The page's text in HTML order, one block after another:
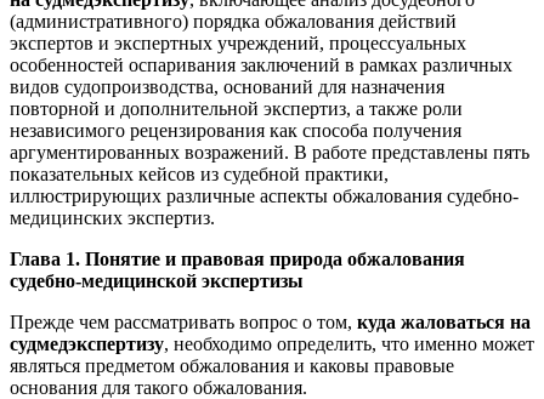
(административного) порядка обжалования действий
экспертов и экспертных учреждений, процессуальных
особенностей оспаривания заключений в рамках различных
видов судопроизводства, оснований для назначения
повторной и дополнительной экспертиз, а также роли
независимого рецензирования как способа получения
аргументированных возражений. В работе представлены пять
показательных кейсов из судебной практики,
иллюстрирующих различные аспекты обжалования судебно-
медицинских экспертиз.
Глава 1. Понятие и правовая природа обжалования
судебно-медицинской экспертизы
Прежде чем рассматривать вопрос о том, куда жаловаться на
судмедэкспертизу, необходимо определить, что именно может
являться предметом обжалования и каковы правовые
основания для такого обжалования.